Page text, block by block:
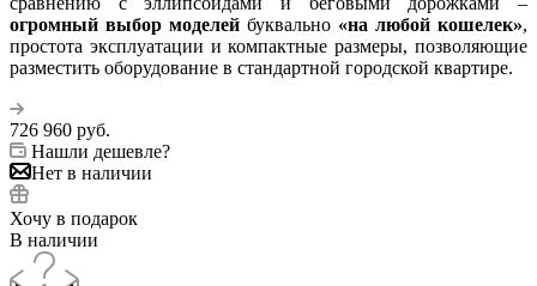
огромный выбор моделей буквально «на любой кошелек»,
простота эксплуатации и компактные размеры, позволяющие
разместить оборудование в стандартной городской квартире.
726 960 руб.
Нашли дешевле?
Нет в наличии
Хочу в подарок
В наличии